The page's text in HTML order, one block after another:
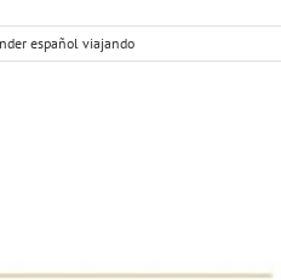
español viajando